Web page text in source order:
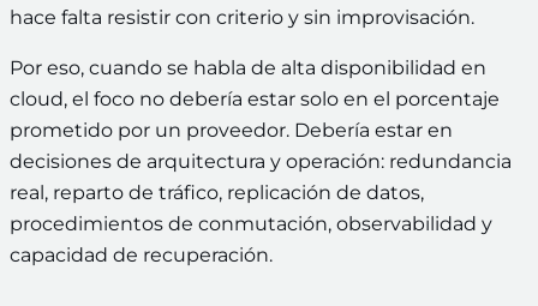
hace falta resistir con criterio y sin improvisación.
Por eso, cuando se habla de alta disponibilidad en
cloud, el foco no debería estar solo en el porcentaje
prometido por un proveedor. Debería estar en
decisiones de arquitectura y operación: redundancia
real, reparto de tráfico, replicación de datos,
procedimientos de conmutación, observabilidad y
capacidad de recuperación.